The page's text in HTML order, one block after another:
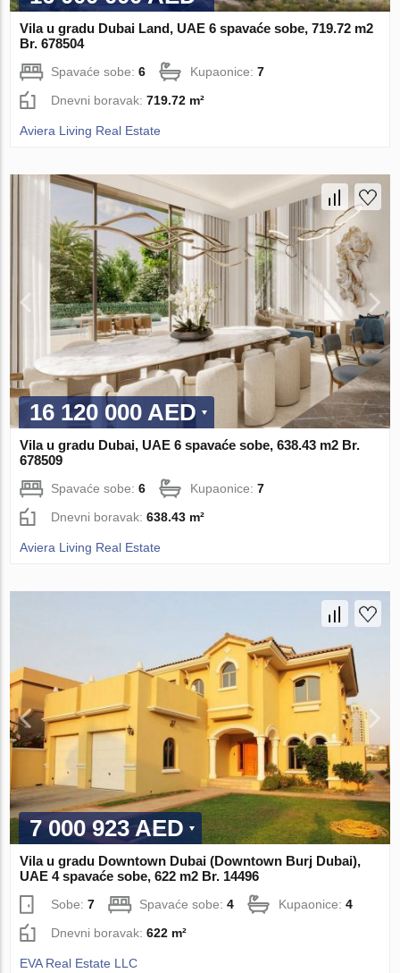
Vila u gradu Dubai Land, UAE 6 spavaće sobe, 719.72 m2
Br. 678504
Spavaće sobe:6 Kupaonice:7
Dnevni boravak:719.72 m²
Aviera Living Real Estate
16 120 000 AED
Vila u gradu Dubai, UAE 6 spavaće sobe, 638.43 m2 Br.
678509
Spavaće sobe:6 Kupaonice:7
Dnevni boravak:638.43 m²
Aviera Living Real Estate
7 000 923 AED
Vila u gradu Downtown Dubai (Downtown Burj Dubai),
UAE 4 spavaće sobe, 622 m2 Br. 14496
Sobe:7 Spavaće sobe:4 Kupaonice:4
Dnevni boravak:622 m²
EVA Real Estate LLC